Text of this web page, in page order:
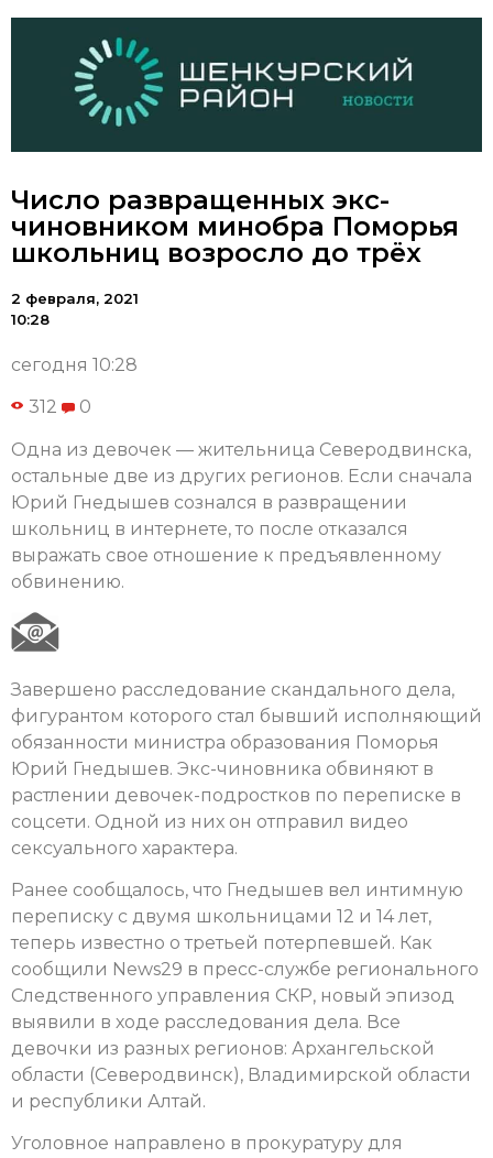
Число развращенных экс-
чиновником минобра Поморья
школьниц возросло до трёх
2 февраля, 2021
10:28
сегодня 10:28
312 0
Одна из девочек — жительница Северодвинска,
остальные две из других регионов. Если сначала
Юрий Гнедышев сознался в развращении
школьниц в интернете, то после отказался
выражать свое отношение к предъявленному
обвинению.
Завершено расследование скандального дела,
фигурантом которого стал бывший исполняющий
обязанности министра образования Поморья
Юрий Гнедышев. Экс-чиновника обвиняют в
растлении девочек-подростков по переписке в
соцсети. Одной из них он отправил видео
сексуального характера.
Ранее сообщалось, что Гнедышев вел интимную
переписку с двумя школьницами 12 и 14 лет,
теперь известно о третьей потерпевшей. Как
сообщили News29 в пресс-службе регионального
Следственного управления СКР, новый эпизод
выявили в ходе расследования дела. Все
девочки из разных регионов: Архангельской
области (Северодвинск), Владимирской области
и республики Алтай.
Уголовное направлено в прокуратуру для